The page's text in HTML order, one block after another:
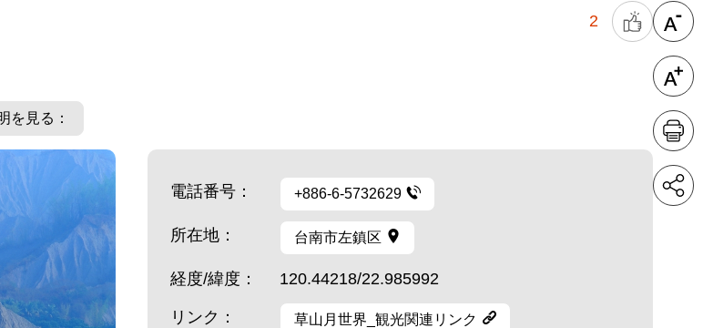
2
を見る：
電話番号： +886-6-5732629
所在地： 台南市左鎮区
経度/緯度： 120.44218/22.985992
リンク： 草山月世界_観光関連リンク